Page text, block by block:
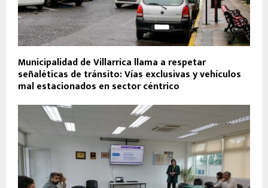
Municipalidad de Villarrica llama a respetar
señaléticas de tránsito: Vías exclusivas y vehículos
mal estacionados en sector céntrico